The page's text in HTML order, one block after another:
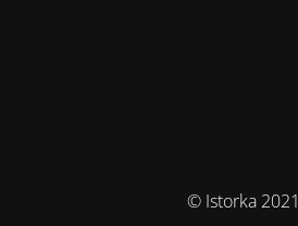
© Istorka 2021